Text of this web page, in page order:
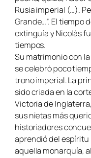
Rusia imperial (…).
Grande…”. El tiempo
extinguía y Nicolás
tiempos.
Su matrimonio con
se celebró poco
trono imperial. La
sido criada en la
Victoria de
sus nietas más
historiadores
aprendió del
aquella monarquía,